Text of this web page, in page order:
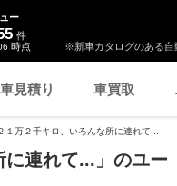
※新車カタログのある自
ー
件
時点
見積り 車買取
１万２千キロ、いろんな所に連れて...
連れて...」のユー